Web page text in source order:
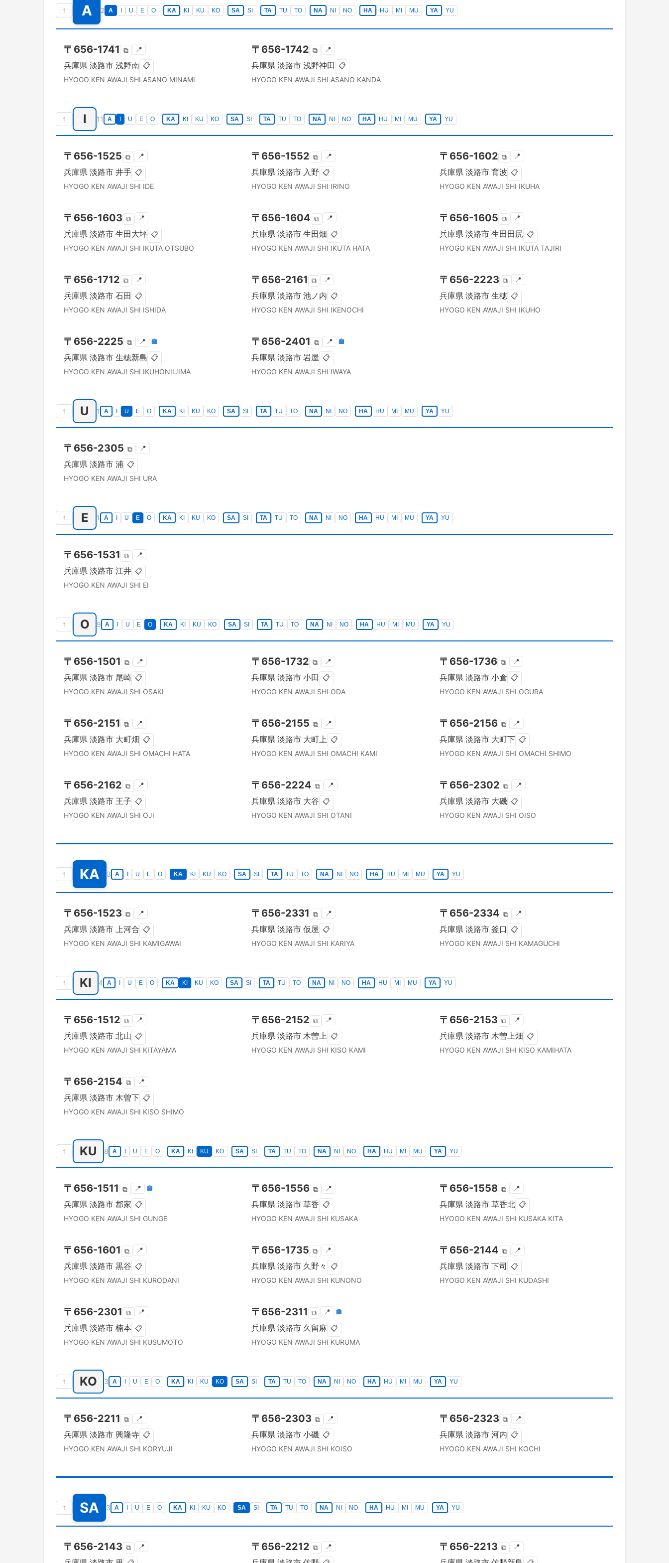
↑ A 2 A U E O KA KI KU KO SA SI TA TU TO NA NI NO HA HU MI MU YA YU
〒 656-1741 ⧉ 📍
兵庫県 淡路市 浅野南 📋
HYOGO KEN AWAJI SHI ASANO MINAMI
〒 656-1742 ⧉ 📍
兵庫県 淡路市 浅野神田 📋
HYOGO KEN AWAJI SHI ASANO KANDA
↑ I 11 A U E O KA KI KU KO SA SI TA TU TO NA NI NO HA HU MI MU YA YU
〒 656-1525 ⧉ 📍
兵庫県 淡路市 井手 📋
HYOGO KEN AWAJI SHI IDE
〒 656-1552 ⧉ 📍
兵庫県 淡路市 入野 📋
HYOGO KEN AWAJI SHI IRINO
〒 656-1602 ⧉ 📍
兵庫県 淡路市 育波 📋
HYOGO KEN AWAJI SHI IKUHA
〒 656-1603 ⧉ 📍
兵庫県 淡路市 生田大坪 📋
HYOGO KEN AWAJI SHI IKUTA OTSUBO
〒 656-1604 ⧉ 📍
兵庫県 淡路市 生田畑 📋
HYOGO KEN AWAJI SHI IKUTA HATA
〒 656-1605 ⧉ 📍
兵庫県 淡路市 生田田尻 📋
HYOGO KEN AWAJI SHI IKUTA TAJIRI
〒 656-1712 ⧉ 📍
兵庫県 淡路市 石田 📋
HYOGO KEN AWAJI SHI ISHIDA
〒 656-2161 ⧉ 📍
兵庫県 淡路市 池ノ内 📋
HYOGO KEN AWAJI SHI IKENOCHI
〒 656-2223 ⧉ 📍
兵庫県 淡路市 生穂 📋
HYOGO KEN AWAJI SHI IKUHO
〒 656-2225 ⧉ 📍 🏣
兵庫県 淡路市 生穂新島 📋
HYOGO KEN AWAJI SHI IKUHONIIJIMA
〒 656-2401 ⧉ 📍 🏣
兵庫県 淡路市 岩屋 📋
HYOGO KEN AWAJI SHI IWAYA
↑ U 1 A U E O KA KI KU KO SA SI TA TU TO NA NI NO HA HU MI MU YA YU
〒 656-2305 ⧉ 📍
兵庫県 淡路市 浦 📋
HYOGO KEN AWAJI SHI URA
↑ E 1 A U E O KA KI KU KO SA SI TA TU TO NA NI NO HA HU MI MU YA YU
〒 656-1531 ⧉ 📍
兵庫県 淡路市 江井 📋
HYOGO KEN AWAJI SHI EI
↑ O 9 A U E O KA KI KU KO SA SI TA TU TO NA NI NO HA HU MI MU YA YU
〒 656-1501 ⧉ 📍
兵庫県 淡路市 尾崎 📋
HYOGO KEN AWAJI SHI OSAKI
〒 656-1732 ⧉ 📍
兵庫県 淡路市 小田 📋
HYOGO KEN AWAJI SHI ODA
〒 656-1736 ⧉ 📍
兵庫県 淡路市 小倉 📋
HYOGO KEN AWAJI SHI OGURA
〒 656-2151 ⧉ 📍
兵庫県 淡路市 大町畑 📋
HYOGO KEN AWAJI SHI OMACHI HATA
〒 656-2155 ⧉ 📍
兵庫県 淡路市 大町上 📋
HYOGO KEN AWAJI SHI OMACHI KAMI
〒 656-2156 ⧉ 📍
兵庫県 淡路市 大町下 📋
HYOGO KEN AWAJI SHI OMACHI SHIMO
〒 656-2162 ⧉ 📍
兵庫県 淡路市 王子 📋
HYOGO KEN AWAJI SHI OJI
〒 656-2224 ⧉ 📍
兵庫県 淡路市 大谷 📋
HYOGO KEN AWAJI SHI OTANI
〒 656-2302 ⧉ 📍
兵庫県 淡路市 大磯 📋
HYOGO KEN AWAJI SHI OISO
↑ KA 3 A U E O KA KI KU KO SA SI TA TU TO NA NI NO HA HU MI MU YA YU
〒 656-1523 ⧉ 📍
兵庫県 淡路市 上河合 📋
HYOGO KEN AWAJI SHI KAMIGAWAI
〒 656-2331 ⧉ 📍
兵庫県 淡路市 仮屋 📋
HYOGO KEN AWAJI SHI KARIYA
〒 656-2334 ⧉ 📍
兵庫県 淡路市 釜口 📋
HYOGO KEN AWAJI SHI KAMAGUCHI
↑ KI 4 A U E O KA KI KU KO SA SI TA TU TO NA NI NO HA HU MI MU YA YU
〒 656-1512 ⧉ 📍
兵庫県 淡路市 北山 📋
HYOGO KEN AWAJI SHI KITAYAMA
〒 656-2152 ⧉ 📍
兵庫県 淡路市 木曽上 📋
HYOGO KEN AWAJI SHI KISO KAMI
〒 656-2153 ⧉ 📍
兵庫県 淡路市 木曽上畑 📋
HYOGO KEN AWAJI SHI KISO KAMIHATA
〒 656-2154 ⧉ 📍
兵庫県 淡路市 木曽下 📋
HYOGO KEN AWAJI SHI KISO SHIMO
↑ KU 8 A U E O KA KI KU KO SA SI TA TU TO NA NI NO HA HU MI MU YA YU
〒 656-1511 ⧉ 📍 🏣
兵庫県 淡路市 郡家 📋
HYOGO KEN AWAJI SHI GUNGE
〒 656-1556 ⧉ 📍
兵庫県 淡路市 草香 📋
HYOGO KEN AWAJI SHI KUSAKA
〒 656-1558 ⧉ 📍
兵庫県 淡路市 草香北 📋
HYOGO KEN AWAJI SHI KUSAKA KITA
〒 656-1601 ⧉ 📍
兵庫県 淡路市 黒谷 📋
HYOGO KEN AWAJI SHI KURODANI
〒 656-1735 ⧉ 📍
兵庫県 淡路市 久野々 📋
HYOGO KEN AWAJI SHI KUNONO
〒 656-2144 ⧉ 📍
兵庫県 淡路市 下司 📋
HYOGO KEN AWAJI SHI KUDASHI
〒 656-2301 ⧉ 📍
兵庫県 淡路市 楠本 📋
HYOGO KEN AWAJI SHI KUSUMOTO
〒 656-2311 ⧉ 📍 🏣
兵庫県 淡路市 久留麻 📋
HYOGO KEN AWAJI SHI KURUMA
↑ KO 3 A U E O KA KI KU KO SA SI TA TU TO NA NI NO HA HU MI MU YA YU
〒 656-2211 ⧉ 📍
兵庫県 淡路市 興隆寺 📋
HYOGO KEN AWAJI SHI KORYUJI
〒 656-2303 ⧉ 📍
兵庫県 淡路市 小磯 📋
HYOGO KEN AWAJI SHI KOISO
〒 656-2323 ⧉ 📍
兵庫県 淡路市 河内 📋
HYOGO KEN AWAJI SHI KOCHI
↑ SA 3 A U E O KA KI KU KO SA SI TA TU TO NA NI NO HA HU MI MU YA YU
〒 656-2143 ⧉ 📍 〒 656-2212 ⧉ 📍 〒 656-2213 ⧉ 📍